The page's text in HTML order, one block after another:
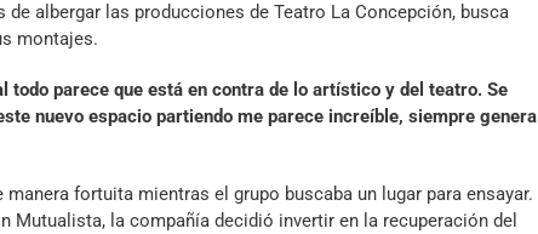
albergar las producciones de Teatro La Concepción, busca
montajes.
todo parece que está en contra de lo artístico y del teatro. Se
nuevo espacio partiendo me parece increíble, siempre genera
fortuita mientras el grupo buscaba un lugar para ensayar.
la compañía decidió invertir en la recuperación del